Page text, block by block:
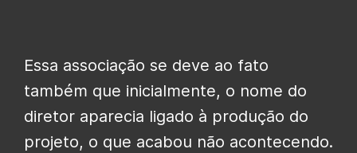
Essa associação se deve ao fato
também que inicialmente, o nome do
diretor aparecia ligado à produção do
projeto, o que acabou não acontecendo.